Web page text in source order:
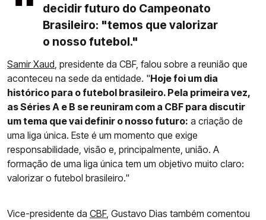
decidir futuro do Campeonato
Brasileiro: "temos que valorizar
o nosso futebol."
Samir Xaud , presidente da CBF, falou sobre a reunião que
aconteceu na sede da entidade. "Hoje foi um dia
histórico para o futebol brasileiro. Pela primeira vez,
as Séries A e B se reuniram com a CBF para discutir
um tema que vai definir o nosso futuro: a criação de
uma liga única. Este é um momento que exige
responsabilidade, visão e, principalmente, união. A
formação de uma liga única tem um objetivo muito claro:
valorizar o futebol brasileiro."
Vice-presidente da CBF, Gustavo Dias também comentou